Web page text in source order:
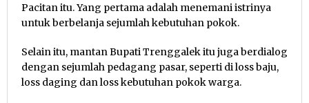
Pacitan itu. Yang pertama adalah menemani istrinya
untuk berbelanja sejumlah kebutuhan pokok.
Selain itu, mantan Bupati Trenggalek itu juga berdialog
dengan sejumlah pedagang pasar, seperti di loss baju,
loss daging dan loss kebutuhan pokok warga.